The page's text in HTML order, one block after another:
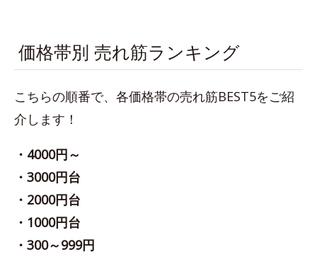
価格帯別 売れ筋ランキング
こちらの順番で、各価格帯の売れ筋BEST5をご紹
介します！
・4000円～
・3000円台
・2000円台
・1000円台
・300～999円